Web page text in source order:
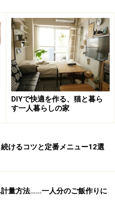
に部屋の様子を詳しく紹介
インテリアでくつろぎのひ
。最新の内容をご確認くださ
次のページへ
DIYで快適を作る、猫と暮ら
す一人暮らしの家
けるコツと定番メニュー12選
量方法……一人分のご飯作りに